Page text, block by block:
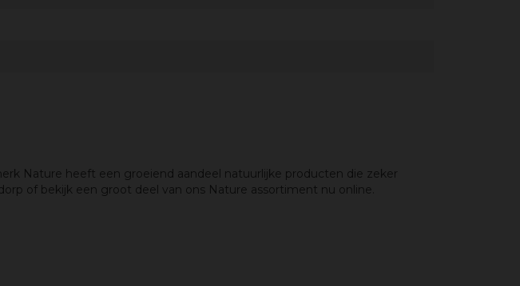
Nature heeft een groeiend aandeel natuurlijke producten die zeker
of bekijk een groot deel van ons Nature assortiment nu online.